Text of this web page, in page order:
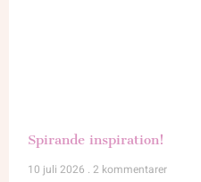
Spirande inspiration!
10 juli 2026 2 kommentarer